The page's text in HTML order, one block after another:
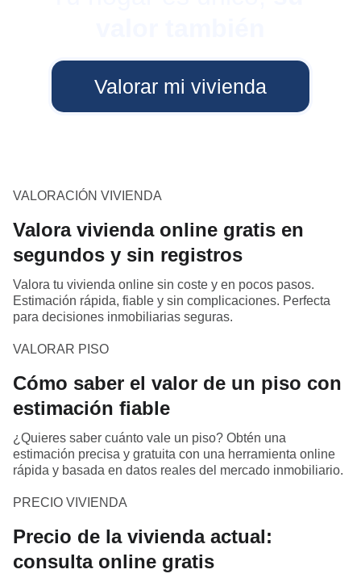
Valorar mi vivienda
VALORACIÓN VIVIENDA
Valora vivienda online gratis en
segundos y sin registros
Valora tu vivienda online sin coste y en pocos pasos.
Estimación rápida, fiable y sin complicaciones. Perfecta
para decisiones inmobiliarias seguras.
VALORAR PISO
Cómo saber el valor de un piso con
estimación fiable
¿Quieres saber cuánto vale un piso? Obtén una
estimación precisa y gratuita con una herramienta online
rápida y basada en datos reales del mercado inmobiliario.
PRECIO VIVIENDA
Precio de la vivienda actual:
consulta online gratis